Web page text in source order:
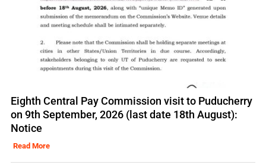
Eighth Central Pay Commission visit to Puducherry
on 9th September, 2026 (last date 18th August):
Notice
Read More